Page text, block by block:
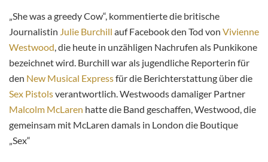
„She was a greedy Cow“, kommentierte die britische
Journalistin Julie Burchill auf Facebook den Tod von Vivienne
Westwood, die heute in unzähligen Nachrufen als Punkikone
bezeichnet wird. Burchill war als jugendliche Reporterin für
den New Musical Expressfür die Berichterstattung über die
Sex Pistolsverantwortlich. Westwoods damaliger Partner
Malcolm McLaren hatte die Band geschaffen, Westwood, die
gemeinsam mit McLaren damals in London die Boutique
„Sex“